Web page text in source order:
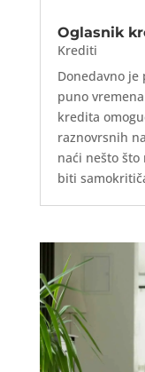
Oglasnik
Krediti
Donedavno
puno
kredita
raznovrsnih
naći nešto
biti